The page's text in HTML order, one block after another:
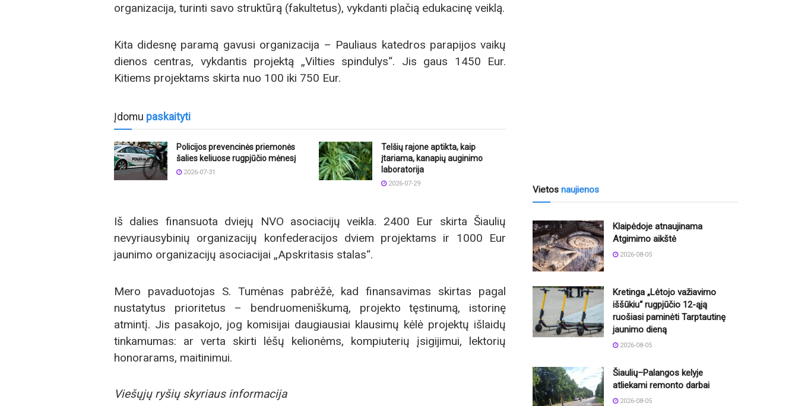
organizacija, turinti savo struktūrą (fakultetus), vykdanti plačią edukacinę veiklą.
Kita didesnę paramą gavusi organizacija – Pauliaus katedros parapijos vaikų
dienos centras, vykdantis projektą „Vilties spindulys“. Jis gaus 1450 Eur.
Kitiems projektams skirta nuo 100 iki 750 Eur.
Įdomu paskaityti
Policijos prevencinės priemonės
šalies keliuose rugpjūčio mėnesį
2026-07-31
Telšių rajone aptikta, kaip
įtariama, kanapių auginimo
laboratorija
2026-07-29
Iš dalies finansuota dviejų NVO asociacijų veikla. 2400 Eur skirta Šiaulių
nevyriausybinių organizacijų konfederacijos dviem projektams ir 1000 Eur
jaunimo organizacijų asociacijai „Apskritasis stalas“.
Mero pavaduotojas S. Tumėnas pabrėžė, kad finansavimas skirtas pagal
nustatytus prioritetus – bendruomeniškumą, projekto tęstinumą, istorinę
atmintį. Jis pasakojo, jog komisijai daugiausiai klausimų kėlė projektų išlaidų
tinkamumas: ar verta skirti lėšų kelionėms, kompiuterių įsigijimui, lektorių
honorarams, maitinimui.
Viešųjų ryšių skyriaus informacija
Vietos naujienos
Klaipėdoje atnaujinama
Atgimimo aikštė
2026-08-05
Kretinga „Lėtojo važiavimo
iššūkiu“ rugpjūčio 12-ąją
ruošiasi paminėti Tarptautinę
jaunimo dieną
2026-08-05
Šiaulių–Palangos kelyje
atliekami remonto darbai
2026-08-05